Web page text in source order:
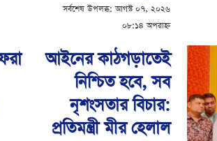
সর্বশেষ উপলব্ধ:আগস্ট ০৭, ২০২৬
০৮:১৪ অপরাহ্ন
আইনের কাঠগড়াতেই
নিশ্চিত হবে, সব
নৃশংসতার বিচার:
প্রতিমন্ত্রী মীর হেলাল